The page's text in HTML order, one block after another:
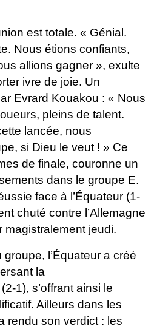
est totale. « Génial.
Nous étions confiants,
allions gagner », exulte
ivre de joie. Un
Evrard Kouakou : « Nous
pleins de talent.
lancée, nous
si Dieu le veut ! » Ce
de finale, couronne un
dans le groupe E.
face à l’Équateur (1-
chuté contre l’Allemagne
magistralement jeudi.
groupe, l’Équateur a créé
la
1), s’offrant ainsi le
Ailleurs dans les
rendu son verdict : les